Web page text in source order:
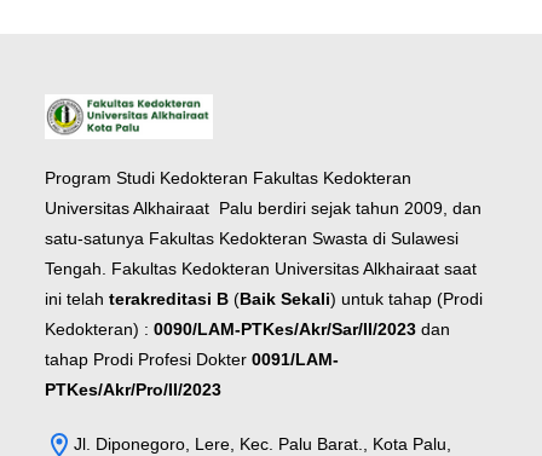
Program Studi Kedokteran Fakultas Kedokteran
Universitas Alkhairaat Palu berdiri sejak tahun 2009, dan
satu-satunya Fakultas Kedokteran Swasta di Sulawesi
Tengah. Fakultas Kedokteran Universitas Alkhairaat saat
ini telahterakreditasi B (Baik Sekali) untuk tahap (Prodi
Kedokteran) :0090/LAM-PTKes/Akr/Sar/II/2023 dan
tahap Prodi Profesi Dokter0091/LAM-
PTKes/Akr/Pro/II/2023
Jl. Diponegoro, Lere, Kec. Palu Barat., Kota Palu,